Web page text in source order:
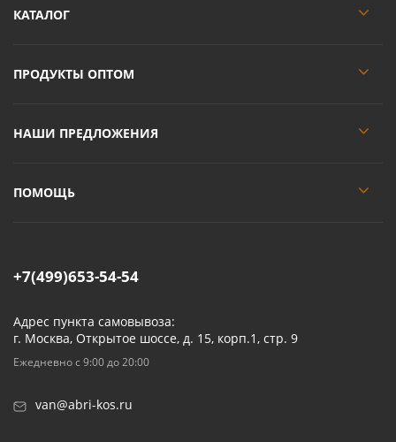
КАТАЛОГ
ПРОДУКТЫ ОПТОМ
НАШИ ПРЕДЛОЖЕНИЯ
ПОМОЩЬ
+7(499)653-54-54
Адрес пункта самовывоза:
г. Москва, Открытое шоссе, д. 15, корп.1, стр. 9
Ежедневно с 9:00 до 20:00
van@abri-kos.ru